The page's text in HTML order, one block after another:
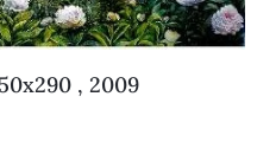
, 2009